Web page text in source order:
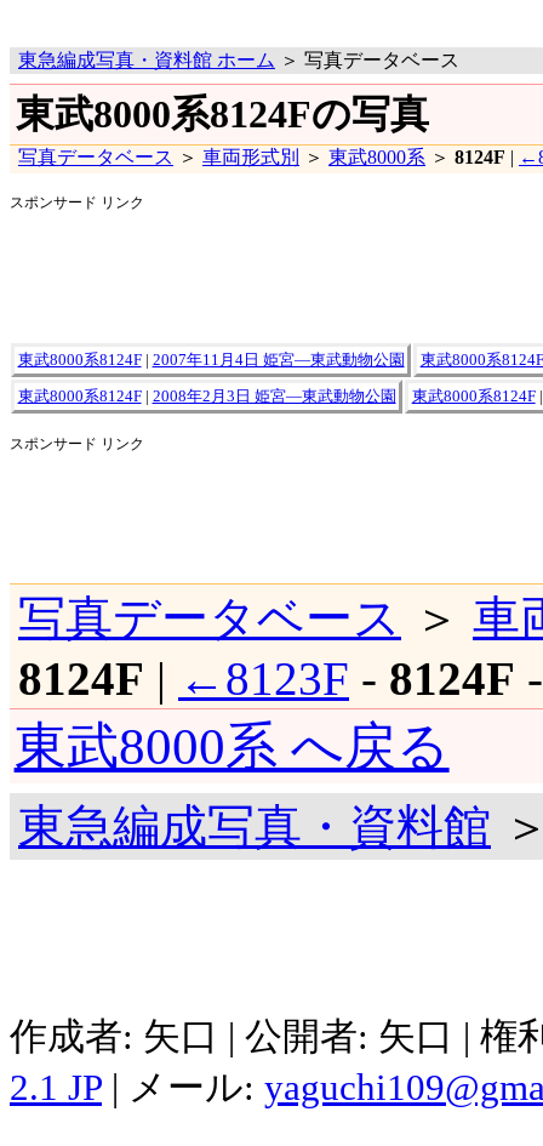
東急編成写真・資料館 ホーム ＞ 写真データベース
東武8000系8124Fの写真
写真データベース ＞ 車両形式別 ＞ 東武8000系 ＞ 8124F |
スポンサード リンク
東武8000系8124F| 2007年11月4日 姫宮―東武動物公園 東武8000系8124F
東武8000系8124F| 2008年2月3日 姫宮―東武動物公園 東武8000系8124F
スポンサード リンク
写真データベース ＞ 車
8124F | ←8123F - 8124F
東武8000系 へ戻る
東急編成写真・資料館
作成者: 矢口 | 公開者: 矢口 |
2.1 JP | メール: